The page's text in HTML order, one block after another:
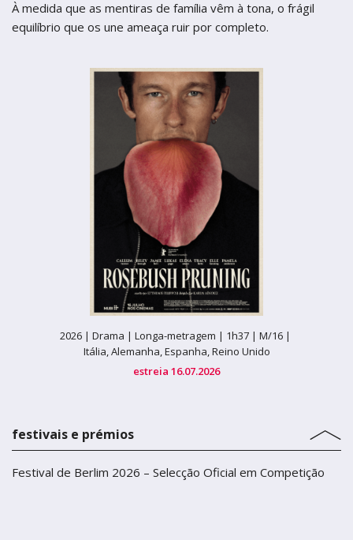
À medida que as mentiras de família vêm à tona, o frágil
equilíbrio que os une ameaça ruir por completo.
2026 | Drama | Longa-metragem | 1h37 | M/16 |
Itália, Alemanha, Espanha, Reino Unido
estreia 16.07.2026
festivais e prémios
Festival de Berlim 2026 – Selecção Oficial em Competição